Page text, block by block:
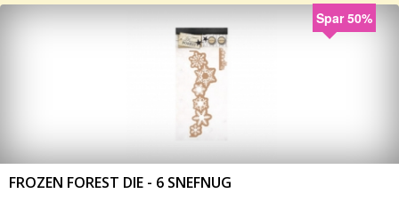
Spar 50%
FROZEN FOREST DIE - 6 SNEFNUG